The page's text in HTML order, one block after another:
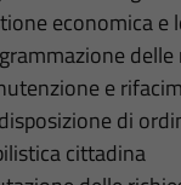
economica
e
di
cittadina